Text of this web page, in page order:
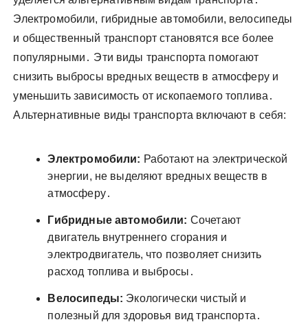
Электромобили, гибридные автомобили, велосипеды
и общественный транспорт становятся все более
популярными․ Эти виды транспорта помогают
снизить выбросы вредных веществ в атмосферу и
уменьшить зависимость от ископаемого топлива․
Альтернативные виды транспорта включают в себя:
Электромобили: Работают на электрической
энергии, не выделяют вредных веществ в
атмосферу․
Гибридные автомобили: Сочетают
двигатель внутреннего сгорания и
электродвигатель, что позволяет снизить
расход топлива и выбросы․
Велосипеды: Экологически чистый и
полезный для здоровья вид транспорта․